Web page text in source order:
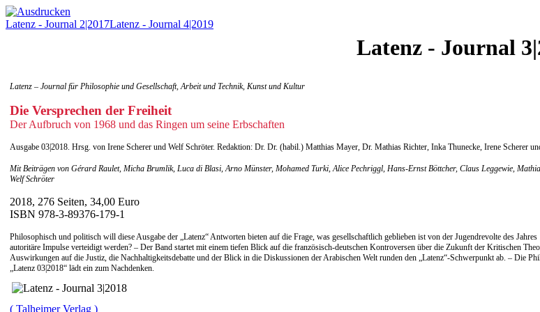
Latenz - Journal 2|2017Latenz - Journal 4|2019
Latenz - Journal
Latenz – Journal für Philosophie und Gesellschaft, Arbeit und Technik, Kunst und Kultur
Die Versprechen der Freiheit
Der Aufbruch von 1968 und das Ringen um seine Erbschaften
Ausgabe 03|2018. Hrsg. von Irene Scherer und Welf Schröter. Redaktion: Dr. Dr. (habil.) Matthias Mayer, Dr. Mathias Richter, Inka Thunecke, Irene Scherer
Mit Beiträgen von Gérard Raulet, Micha Brumlik, Luca di Blasi, Arno Münster, Mohamed Turki, Alice Pechriggl, Hans-Ernst Böttcher, Claus Leggewie,
Welf Schröter
2018, 276 Seiten, 34,00 Euro
ISBN 978-3-89376-179-1
Philosophisch und politisch will diese Ausgabe der „Latenz“ Antworten bieten auf die Frage, was gesellschaftlich geblieben ist von der Jugendrevolte des
autoritäre Impulse verteidigt werden? – Der Band startet mit einem tiefen Blick auf die französisch-deutschen Kontroversen über die Zukunft der Kritischen
Auswirkungen auf die Justiz, die Nachhaltigkeitsdebatte und der Blick in die Diskussionen der Arabischen Welt runden den „Latenz“-Schwerpunkt ab. – Die
„Latenz 03|2018“ lädt ein zum Nachdenken.
( Talheimer Verlag )